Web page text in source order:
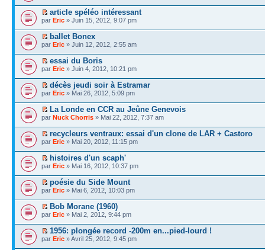
article spéléo intéressant
par Eric » Juin 15, 2012, 9:07 pm
ballet Bonex
par Eric » Juin 12, 2012, 2:55 am
essai du Boris
par Eric » Juin 4, 2012, 10:21 pm
décès jeudi soir à Estramar
par Eric » Mai 26, 2012, 5:09 pm
La Londe en CCR au Jeûne Genevois
par Nuck Chorris » Mai 22, 2012, 7:37 am
recycleurs ventraux: essai d'un clone de LAR + Castoro
par Eric » Mai 20, 2012, 11:15 pm
histoires d'un scaph'
par Eric » Mai 16, 2012, 10:37 pm
poésie du Side Mount
par Eric » Mai 6, 2012, 10:03 pm
Bob Morane (1960)
par Eric » Mai 2, 2012, 9:44 pm
1956: plongée record -200m en...pied-lourd !
par Eric » Avril 25, 2012, 9:45 pm